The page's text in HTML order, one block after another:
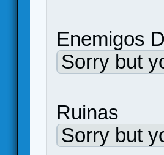
Enemigos
Sorry but
Ruinas
Sorry but